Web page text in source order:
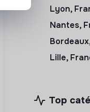
Lyon,
Nantes,
Lille,
Top